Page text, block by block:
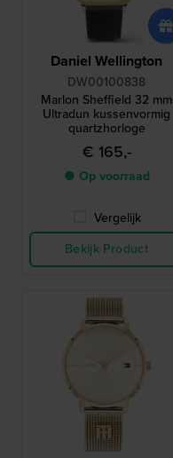
Daniel Wellington
DW00100838
Marlon Sheffield 32 mm
Ultradun kussenvormig
quartzhorloge
€ 165,-
● Op voorraad
Vergelijk
Bekijk Product